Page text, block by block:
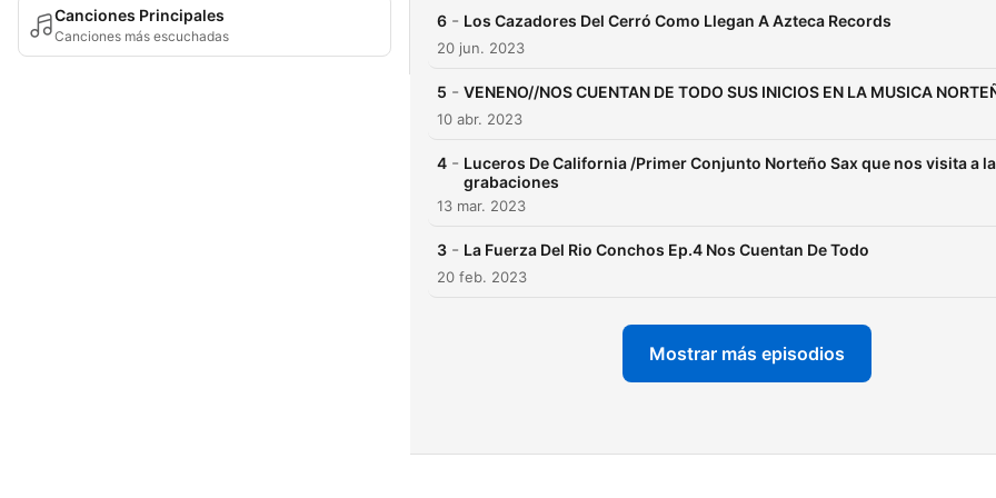
Canciones Principales
Canciones más escuchadas
6 - Los Cazadores Del Cerró Como Llegan A Azteca Records
20 jun. 2023
5 - VENENO//NOS CUENTAN DE TODO SUS INICIOS EN LA MUSICA
10 abr. 2023
4 - Luceros De California /Primer Conjunto Norteño Sax que nos visita a
grabaciones
13 mar. 2023
3 - La Fuerza Del Rio Conchos Ep.4 Nos Cuentan De Todo
20 feb. 2023
Mostrar más episodios